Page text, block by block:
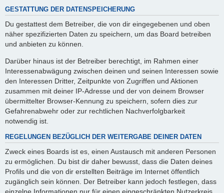
GESTATTUNG DER DATENSPEICHERUNG
Du gestattest dem Betreiber, die von dir eingegebenen und oben
näher spezifizierten Daten zu speichern, um das Board betreiben
und anbieten zu können.
Darüber hinaus ist der Betreiber berechtigt, im Rahmen einer
Interessenabwägung zwischen deinen und seinen Interessen sowie
den Interessen Dritter, Zeitpunkte von Zugriffen und Aktionen
zusammen mit deiner IP-Adresse und der von deinem Browser
übermittelter Browser-Kennung zu speichern, sofern dies zur
Gefahrenabwehr oder zur rechtlichen Nachverfolgbarkeit
notwendig ist.
REGELUNGEN BEZÜGLICH DER WEITERGABE DEINER DATEN
Zweck eines Boards ist es, einen Austausch mit anderen Personen
zu ermöglichen. Du bist dir daher bewusst, dass die Daten deines
Profils und die von dir erstellten Beiträge im Internet öffentlich
zugänglich sein können. Der Betreiber kann jedoch festlegen, dass
einzelne Informationen nur für einen eingeschränkten Nutzerkreis